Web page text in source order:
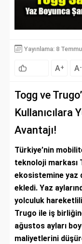
Yayınlama: 8
A+ A-
Togg ve
Kullanıcılara
Avantajı!
Türkiye’nin
teknoloji markası
ekosistemine yaz
ekledi. Yaz
yolculuk
Trugo ile iş
ağustos ayları
maliyetlerini